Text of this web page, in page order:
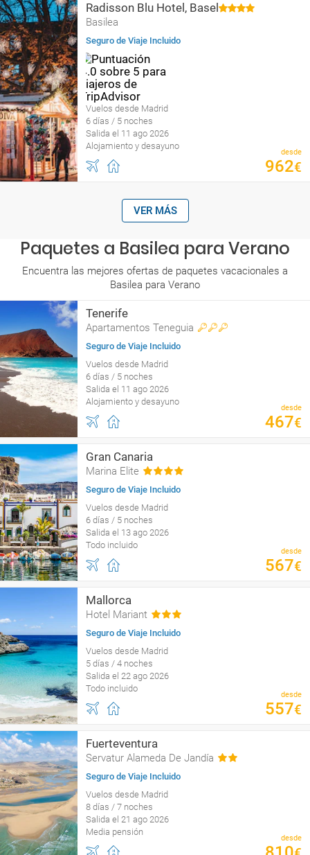
Radisson Blu Hotel, Basel
Basilea
Seguro de Viaje Incluido
Vuelos desde Madrid
6 días / 5 noches
Salida el 11 ago 2026
Alojamiento y desayuno
desde
962€
VER MÁS
Paquetes a Basilea para Verano
Encuentra las mejores ofertas de paquetes vacacionales a
Basilea para Verano
Tenerife
Apartamentos Teneguia
Seguro de Viaje Incluido
Vuelos desde Madrid
6 días / 5 noches
Salida el 11 ago 2026
Alojamiento y desayuno
desde
467€
Gran Canaria
Marina Elite
Seguro de Viaje Incluido
Vuelos desde Madrid
6 días / 5 noches
Salida el 13 ago 2026
Todo incluido
desde
567€
Mallorca
Hotel Mariant
Seguro de Viaje Incluido
Vuelos desde Madrid
5 días / 4 noches
Salida el 22 ago 2026
Todo incluido
desde
557€
Fuerteventura
Servatur Alameda De Jandía
Seguro de Viaje Incluido
Vuelos desde Madrid
8 días / 7 noches
Salida el 21 ago 2026
Media pensión
desde